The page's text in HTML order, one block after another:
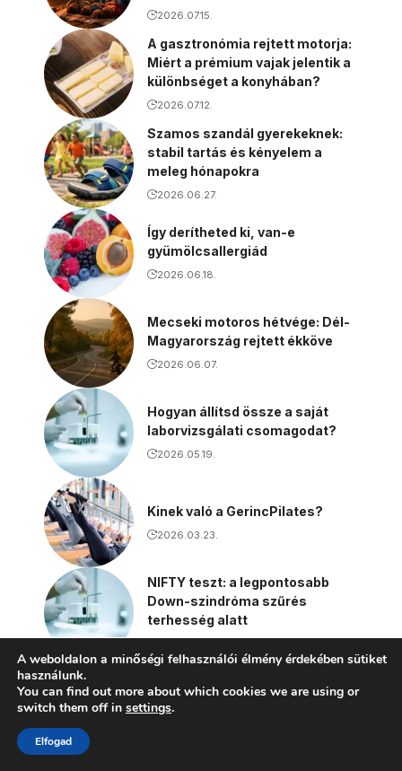
2026.07.15.
A gasztronómia rejtett motorja:
Miért a prémium vajak jelentik a
különbséget a konyhában?
2026.07.12.
Szamos szandál gyerekeknek:
stabil tartás és kényelem a
meleg hónapokra
2026.06.27.
Így derítheted ki, van-e
gyümölcsallergiád
2026.06.18.
Mecseki motoros hétvége: Dél-
Magyarország rejtett ékköve
2026.06.07.
Hogyan állítsd össze a saját
laborvizsgálati csomagodat?
2026.05.19.
Kinek való a GerincPilates?
2026.03.23.
NIFTY teszt: a legpontosabb
Down-szindróma szűrés
terhesség alatt
További érdekes cikkek
Az Ayurveda titkai: Harmónia és
A weboldalon a minőségi felhasználói élmény érdekében sütiket
használunk.
You can find out more about which cookies we are using or
switch them off in settings.
Elfogad